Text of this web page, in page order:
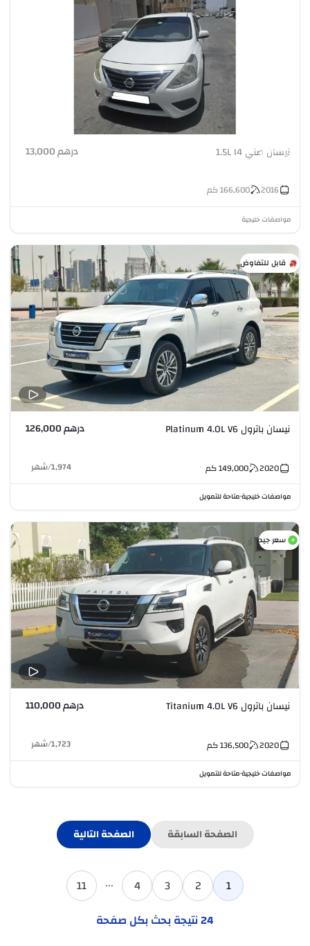
نيسان صني 1.5L I4 درهم 13,000
2016
166,600كم
مواصفات خليجية
قابل للتفاوض
نيسان باترول Platinum 4.0L V6 درهم 126,000
2020
149,000كم 1,974
/شهر
مواصفات خليجية•متاحة للتمويل
سعر جيد
نيسان باترول Titanium 4.0L V6 درهم 110,000
2020
136,500كم 1,723
/شهر
مواصفات خليجية•متاحة للتمويل
الصفحة السابقة الصفحة التالية
1
2
3
4
...
11
24نتيجة بحث بكل صفحة